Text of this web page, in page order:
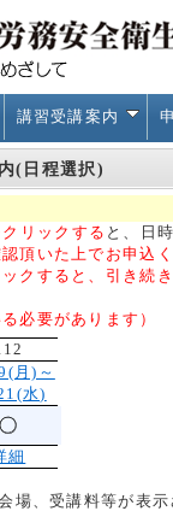
講習受講案内
(日程選択)
リックする と、日
頂いた上でお申込
クすると、引き続
必要があります）
月)～
水)
細
場、受講料等が表